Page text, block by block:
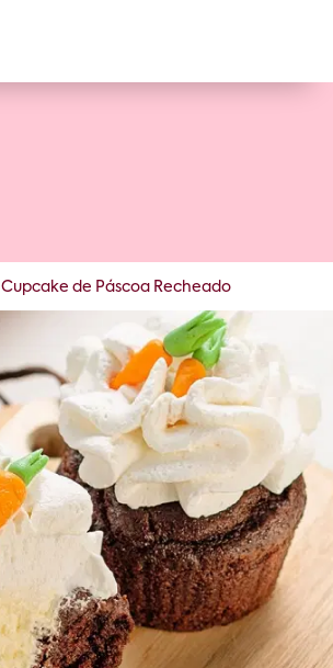
Cupcake de Páscoa Recheado